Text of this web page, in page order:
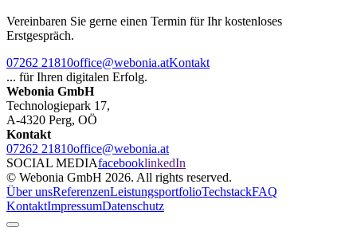
Vereinbaren Sie gerne einen Termin für Ihr kostenloses
Erstgespräch.
07262 21810office@webonia.atKontakt
... für Ihren digitalen Erfolg.
Webonia GmbH
Technologiepark 17,
A-4320 Perg, OÖ
Kontakt
07262 21810office@webonia.at
SOCIAL MEDIAfacebooklinkedIn
© Webonia GmbH 2026. All rights reserved.
Über unsReferenzenLeistungsportfolioTechstackFAQ
KontaktImpressumDatenschutz